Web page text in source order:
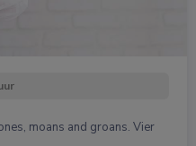
moans and groans. Vier